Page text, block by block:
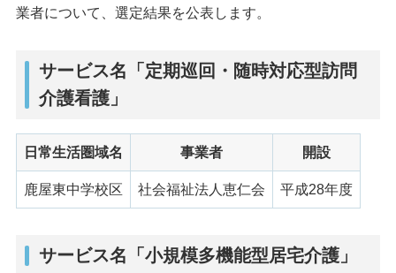
業者について、選定結果を公表します。
サービス名「定期巡回・随時対応型訪問
介護看護」
日常生活圏域名 事業者 開設
鹿屋東中学校区 社会福祉法人恵仁会 平成28年度
サービス名「小規模多機能型居宅介護」